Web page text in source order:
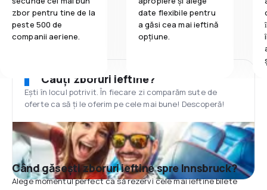
zbor pentru tine de la
peste 500 de
companii aeriene.
date flexibile pentru
a găsi cea mai ieftină
opțiune.
Cauți zboruri ieftine?
Ești în locul potrivit. În fiecare zi comparăm sute de
oferte ca să ți le oferim pe cele mai bune! Descoperă!
Când găsești zboruri ieftine spre Innsbruck?
Alege momentul perfect ca să rezervi cele mai ieftine bilete